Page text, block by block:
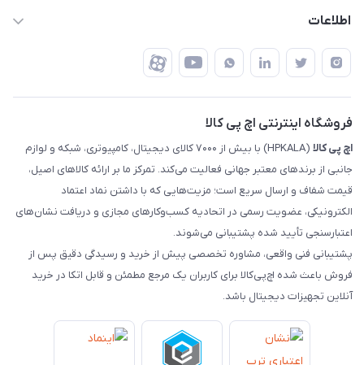
تهران - طبقه سوم تجاری - پلاک 11014
ضمانت اصالت کالا
رهگیری مرسولات پست
رهگیری مرسولات چاپار
رهگیری مرسولات ماهکس
اطلاعات
درباره ما
تماس با ما
فروشگاه اینترنتی اچ پی کالا
اچ‌ پی‌ کالا
(HPKALA) با بیش از ۷۰۰۰ کالای دیجیتال، کامپیوتری، شبکه و لوازم
جانبی از برندهای معتبر جهانی فعالیت می‌کند. تمرکز ما بر ارائه کالاهای اصیل،
قیمت شفاف و ارسال سریع است؛ مزیت‌هایی که با داشتن نماد اعتماد
الکترونیکی، عضویت رسمی در اتحادیه کسب‌وکارهای مجازی و دریافت نشان‌های
اعتبارسنجی تأیید شده پشتیبانی می‌شوند.
پشتیبانی فنی واقعی، مشاوره تخصصی پیش از خرید و رسیدگی دقیق پس از
فروش باعث شده اچ‌پی‌کالا برای کاربران یک مرجع مطمئن و قابل اتکا در خرید
آنلاین تجهیزات دیجیتال باشد.